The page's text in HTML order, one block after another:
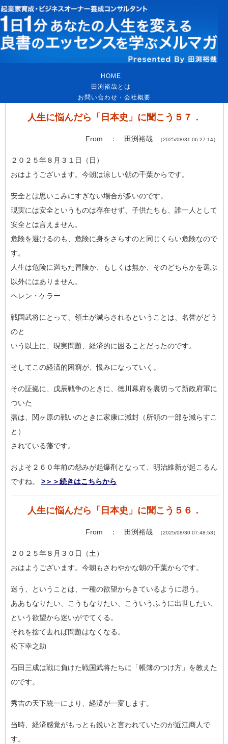
HOME
田渕裕哉とは
お問い合わせ・会社概要
人生に悩んだら「日本史」に聞こう５７．
From ： 田渕裕哉 （2025/08/31 06:27:14）
２０２５年８月３１日（日）
おはようございます。今朝は涼しい朝の千葉からです。
安全とは思いこみにすぎない場合が多いのです。
現実には安全というものは存在せず、子供たちも、誰一人として
安全とは言えません。
危険を避けるのも、危険に身をさらすのと同じくらい危険なので
す。
人生は危険に満ちた冒険か、もしくは無か、そのどちらかを選ぶ
以外にはありません。
ヘレン・ケラー
戦国武将にとって、領土が減らされるということは、名誉がどう
のと
いう以上に、現実問題、経済的に困ることだったのです。
そしてこの経済的困窮が、恨みになっていく。
その証拠に、戊辰戦争のときに、徳川幕府を裏切って新政府軍に
ついた
藩は、関ヶ原の戦いのときに家康に減封（所領の一部を減らすこ
と ）
されている藩です。
およそ２６０年前の怨みが起爆剤となって、明治維新が起こるん
ですね。 >＞＞続きはこちらから
人生に悩んだら「日本史」に聞こう５６．
From ： 田渕裕哉 （2025/08/30 07:48:53）
２０２５年８月３０日（土）
おはようございます。今朝もさわやかな朝の千葉からです。
迷う、ということは、一種の欲望からきているように思う。
ああもなりたい、こうもなりたい、こういうふうに出世したい、
と いう欲望から迷いがでてくる。
それを捨て去れば問題はなくなる。
松下幸之助
石田三成は戦に負けた戦国武将たちに「帳簿のつけ方」を教えた
のです。
秀吉の天下統一により、経済が一変します。
当時、経済感覚がもっとも鋭いと言われていたのが近江商人で
す。